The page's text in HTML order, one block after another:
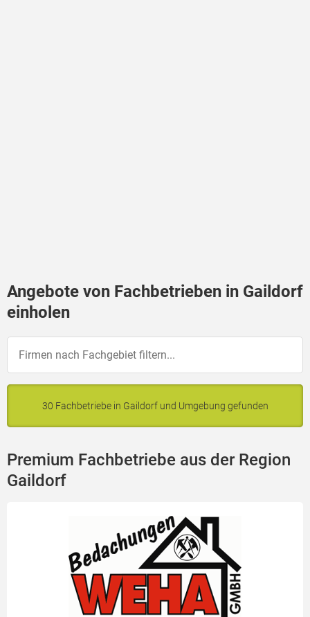
Angebote von Fachbetrieben in Gaildorf
einholen
30 Fachbetriebe in Gaildorf und Umgebung gefunden
Premium Fachbetriebe aus der Region
Gaildorf